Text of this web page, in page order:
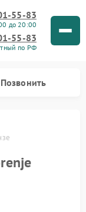
55-83
до 20:00
55-83
по РФ
Позвонить